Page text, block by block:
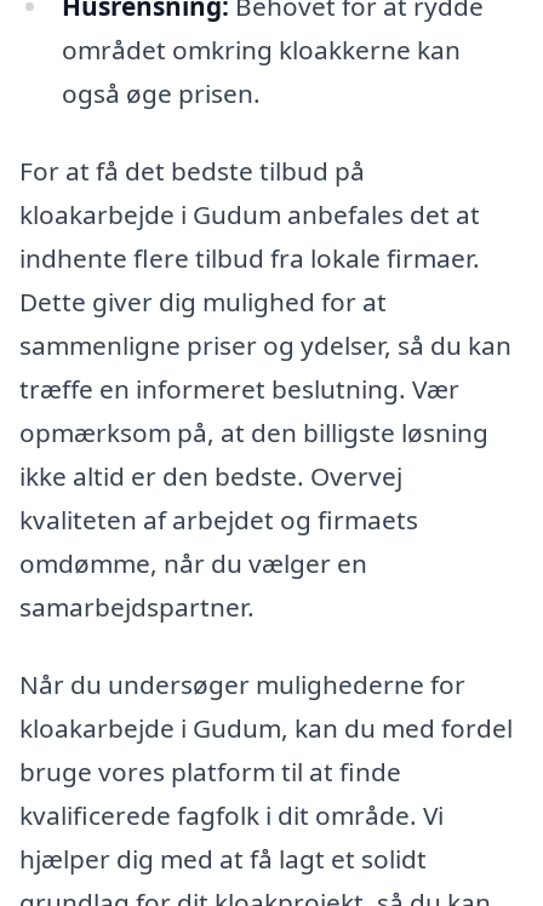
området omkring kloakkerne kan
også øge prisen.
For at få det bedste tilbud på
kloakarbejde i Gudum anbefales det at
indhente flere tilbud fra lokale firmaer.
Dette giver dig mulighed for at
sammenligne priser og ydelser, så du kan
træffe en informeret beslutning. Vær
opmærksom på, at den billigste løsning
ikke altid er den bedste. Overvej
kvaliteten af arbejdet og firmaets
omdømme, når du vælger en
samarbejdspartner.
Når du undersøger mulighederne for
kloakarbejde i Gudum, kan du med fordel
bruge vores platform til at finde
kvalificerede fagfolk i dit område. Vi
hjælper dig med at få lagt et solidt